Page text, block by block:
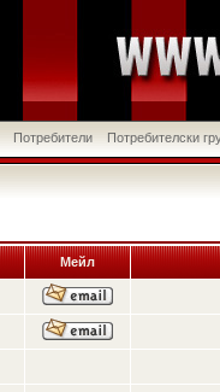
Потребители Потребителски
Мейл